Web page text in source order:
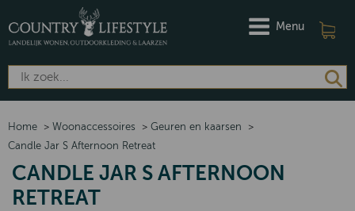
Menu
Home > Woonaccessoires > Geuren en kaarsen
>
Candle Jar S Afternoon Retreat
CANDLE JAR S AFTERNOON
RETREAT